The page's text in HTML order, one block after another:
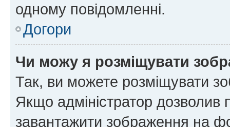
одному повідомленні.
Догори
Чи можу я розміщувати
Так, ви можете розміщувати
Якщо адміністратор
завантажити зображення на